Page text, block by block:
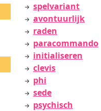
spelvariant
avontuurlijk
raden
paracommando
initialiseren
clevis
phi
sede
psychisch